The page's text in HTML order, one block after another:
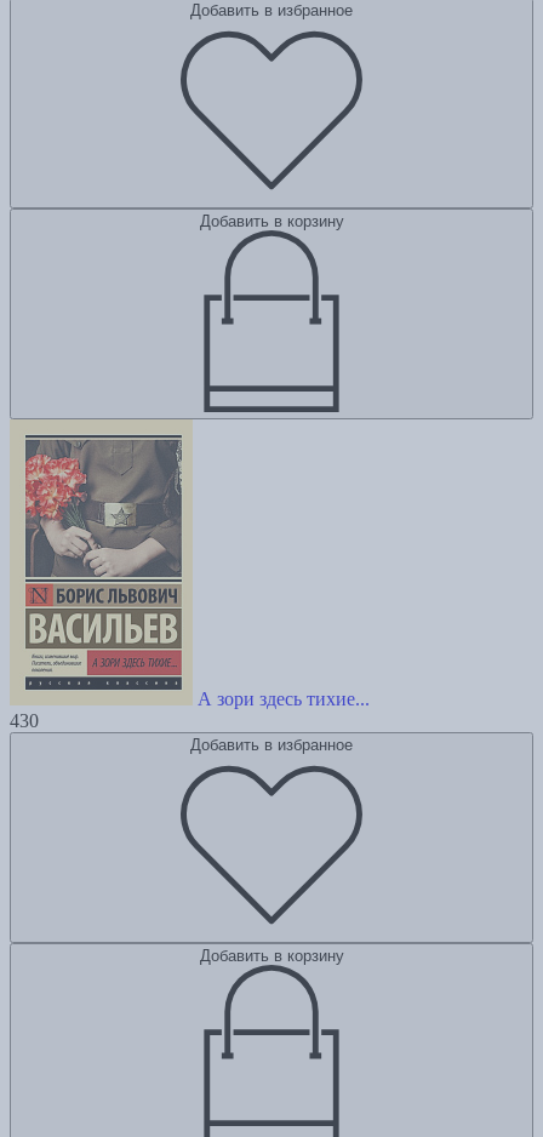
Добавить в избранное
Добавить в корзину
А зори здесь тихие...
430
Добавить в избранное
Добавить в корзину